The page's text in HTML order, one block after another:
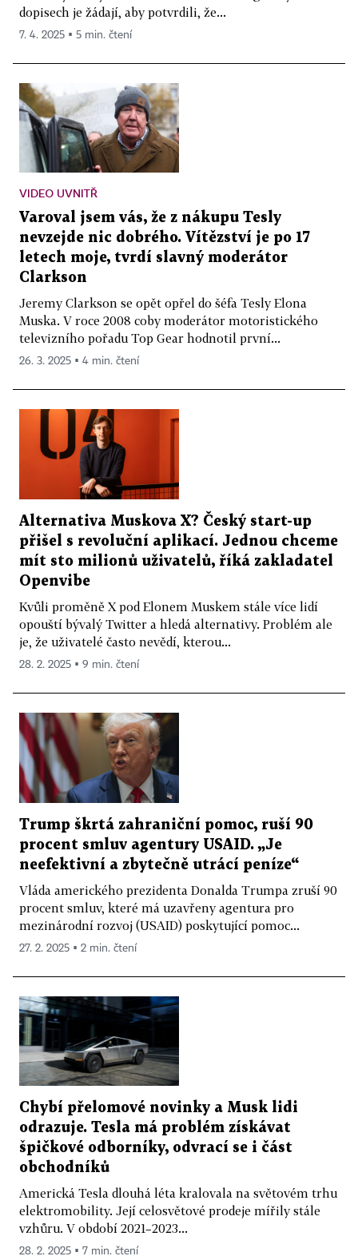
dopisech je žádají, aby potvrdili, že...
7. 4. 2025 ▪ 5 min. čtení
VIDEO UVNITŘ
Varoval jsem vás, že z nákupu Tesly
nevzejde nic dobrého. Vítězství je po 17
letech moje, tvrdí slavný moderátor
Clarkson
Jeremy Clarkson se opět opřel do šéfa Tesly Elona
Muska. V roce 2008 coby moderátor motoristického
televizního pořadu Top Gear hodnotil první...
26. 3. 2025 ▪ 4 min. čtení
Alternativa Muskova X? Český start-up
přišel s revoluční aplikací. Jednou chceme
mít sto milionů uživatelů, říká zakladatel
Openvibe
Kvůli proměně X pod Elonem Muskem stále více lidí
opouští bývalý Twitter a hledá alternativy. Problém ale
je, že uživatelé často nevědí, kterou...
28. 2. 2025 ▪ 9 min. čtení
Trump škrtá zahraniční pomoc, ruší 90
procent smluv agentury USAID. „Je
neefektivní a zbytečně utrácí peníze“
Vláda amerického prezidenta Donalda Trumpa zruší 90
procent smluv, které má uzavřeny agentura pro
mezinárodní rozvoj (USAID) poskytující pomoc...
27. 2. 2025 ▪ 2 min. čtení
Chybí přelomové novinky a Musk lidi
odrazuje. Tesla má problém získávat
špičkové odborníky, odvrací se i část
obchodníků
Americká Tesla dlouhá léta kralovala na světovém trhu
elektromobility. Její celosvětové prodeje mířily stále
vzhůru. V období 2021–2023...
28. 2. 2025 ▪ 7 min. čtení